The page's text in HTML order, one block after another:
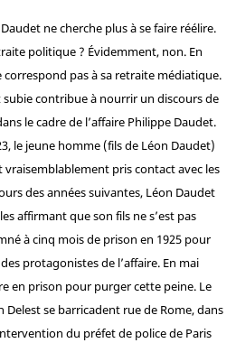
ne cherche plus à se faire réélire.
politique ? Évidemment, non. En
correspond pas à sa retraite médiatique.
subie contribue à nourrir un discours de
le cadre de l’affaire Philippe Daudet.
le jeune homme (fils de Léon Daudet)
vraisemblablement pris contact avec les
des années suivantes, Léon Daudet
affirmant que son fils ne s’est pas
à cinq mois de prison en 1925 pour
protagonistes de l’affaire. En mai
en prison pour purger cette peine. Le
Delest se barricadent rue de Rome, dans
du préfet de police de Paris